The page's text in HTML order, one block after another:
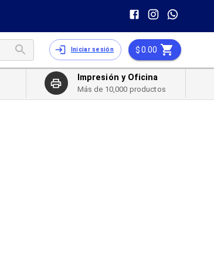
Iniciar sesión 0.00
Impresión y Oficina
Más de 10,000 productos